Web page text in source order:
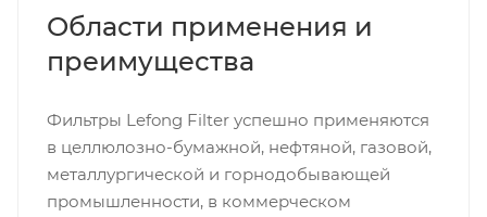
Области применения и
преимущества
Фильтры Lefong Filter успешно применяются
в целлюлозно-бумажной, нефтяной, газовой,
металлургической и горнодобывающей
промышленности, в коммерческом